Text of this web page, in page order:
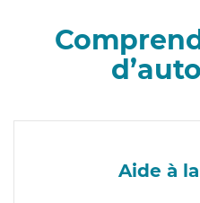
Aide à